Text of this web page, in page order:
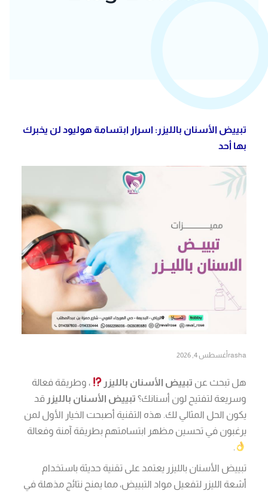
تبييض الأسنان بالليزر: اسرار ابتسامة هوليود لن يخبرك
بها أحد
rasha أغسطس 4, 2026
هل تبحث عن تبييض الأسنان بالليزر
، وطريقة فعالة
وسريعة لتفتيح لون أسنانك؟ تبييض الأسنان بالليزر قد
يكون الحل المثالي لك. هذه التقنية أصبحت الخيار الأول لمن
يرغبون في تحسين مظهر ابتسامتهم بطريقة آمنة وفعالة
.
تبييض الأسنان بالليزر يعتمد على تقنية حديثة باستخدام
أشعة الليزر لتفعيل مواد التبييض، مما يمنح نتائج مذهلة في